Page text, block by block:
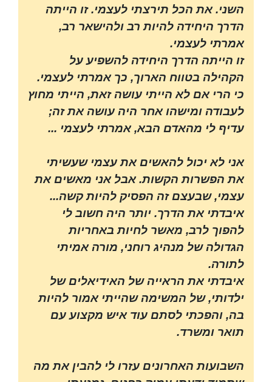
השני. את הכל תירצתי לעצמי. זו הייתה
הדרך היחידה להיות רב ולהישאר רב,
אמרתי לעצמי.
זו הייתה הדרך היחידה להשפיע על
הקהילה בטווח הארוך, כך אמרתי לעצמי.
כי הרי אם לא הייתי עושה זאת, הייתי מחוץ
לעבודה ומישהו אחר היה עושה את זה;
עדיף לי מהאדם הבא, אמרתי לעצמי ...
אני לא יכול להאשים את עצמי שעשיתי
את הפשרות הקשות. אבל אני מאשים את
עצמי, שבעצם זה הפסיק להיות קשה...
איבדתי את הדרך. יותר היה חשוב לי
להפוך לרב, מאשר לחיות באחריות
הגדולה של מנהיג רוחני, מורה אמיתי
לתורה.
איבדתי את הראייה של האידיאלים של
ילדותי, של המשימה שהייתי אמור להיות
בה, והפכתי לסתם עוד איש מקצוע עם
תואר ומשרד.
השבועות האחרונים עזרו לי להבין את מה